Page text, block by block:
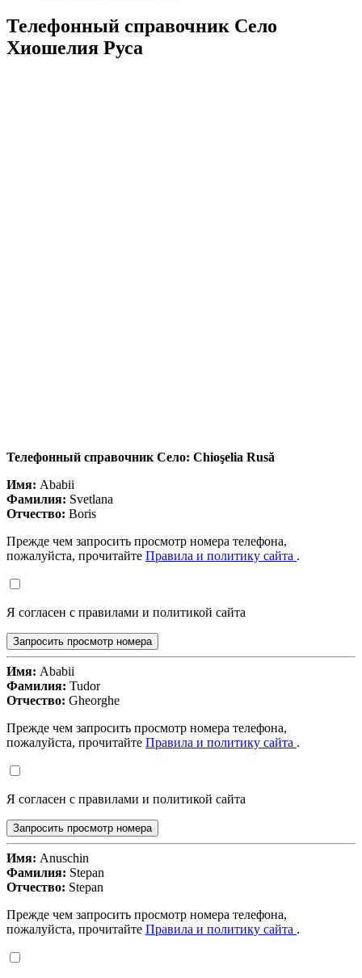
Телефонный справочник Село
Хиошелия Руса
Телефонный справочник Село: Chioşelia Rusă
Имя: Ababii
Фамилия: Svetlana
Отчество: Boris
Прежде чем запросить просмотр номера телефона,
пожалуйста, прочитайте Правила и политику сайта .
Я согласен с правилами и политикой сайта
Запросить просмотр номера
Имя: Ababii
Фамилия: Tudor
Отчество: Gheorghe
Прежде чем запросить просмотр номера телефона,
пожалуйста, прочитайте Правила и политику сайта .
Я согласен с правилами и политикой сайта
Запросить просмотр номера
Имя: Anuschin
Фамилия: Stepan
Отчество: Stepan
Прежде чем запросить просмотр номера телефона,
пожалуйста, прочитайте Правила и политику сайта .